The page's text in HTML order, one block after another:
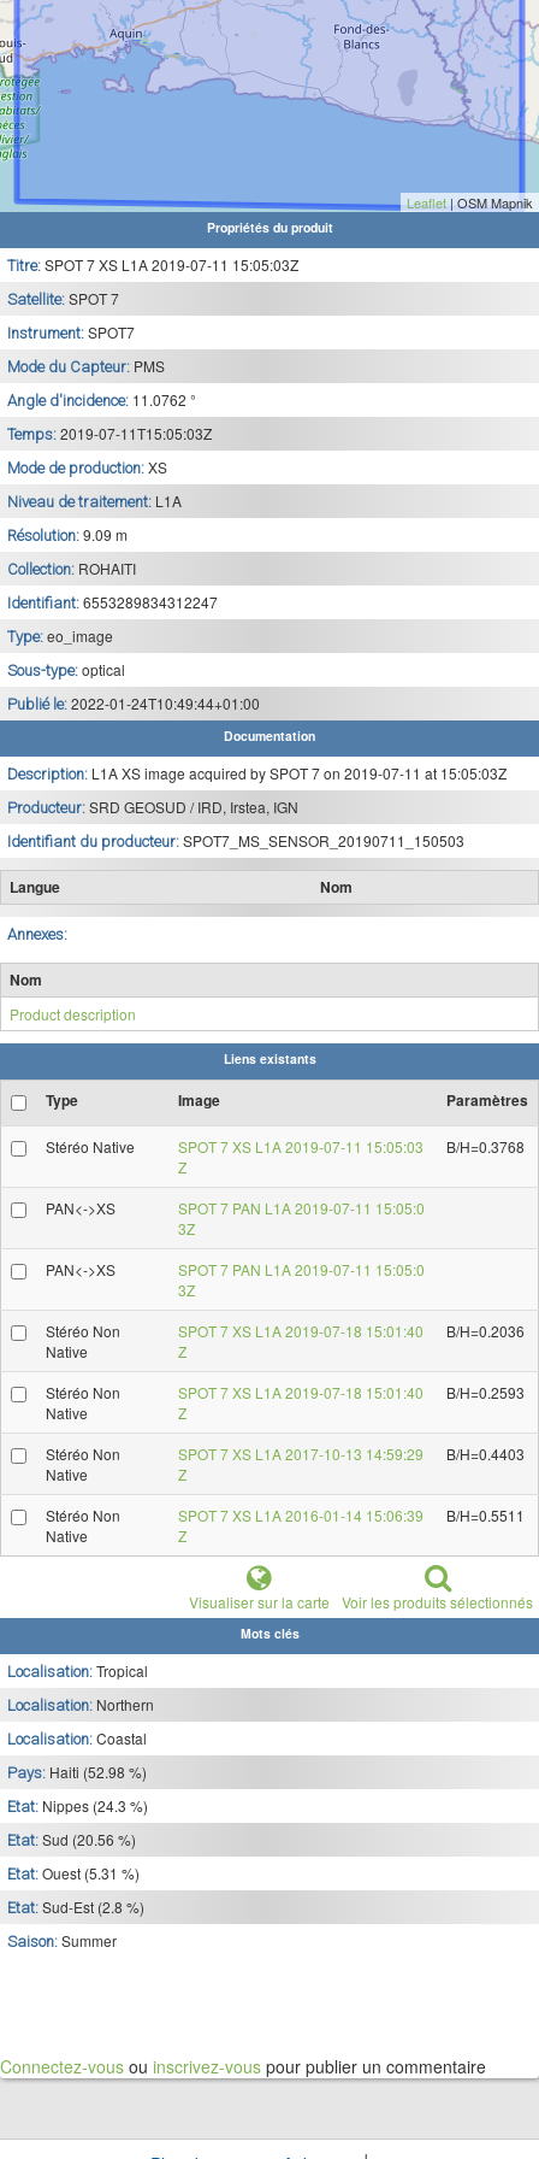
Leaflet | OSM Mapnik
Propriétés du produit
Titre: SPOT 7 XS L1A 2019-07-11 15:05:03Z
Satellite: SPOT 7
Instrument: SPOT7
Mode du Capteur: PMS
Angle d'incidence: 11.0762 °
Temps: 2019-07-11T15:05:03Z
Mode de production: XS
Niveau de traitement: L1A
Résolution: 9.09 m
Collection: ROHAITI
Identifiant: 6553289834312247
Type: eo_image
Sous-type: optical
Publié le: 2022-01-24T10:49:44+01:00
Documentation
Description: L1A XS image acquired by SPOT 7 on 2019-07-11 at 15:05:03Z
Producteur: SRD GEOSUD / IRD, Irstea, IGN
Identifiant du producteur: SPOT7_MS_SENSOR_20190711_150503
Langue Nom
Annexes:
Nom
Product description
Liens existants
Type Image Paramètres
Stéréo Native
SPOT 7 XS L1A 2019-07-11 15:05:03
Z
B/H=0.3768
PAN<->XS
SPOT 7 PAN L1A 2019-07-11 15:05:0
3Z
PAN<->XS
SPOT 7 PAN L1A 2019-07-11 15:05:0
3Z
Stéréo Non
Native
SPOT 7 XS L1A 2019-07-18 15:01:40
Z
B/H=0.2036
Stéréo Non
Native
SPOT 7 XS L1A 2019-07-18 15:01:40
Z
B/H=0.2593
Stéréo Non
Native
SPOT 7 XS L1A 2017-10-13 14:59:29
Z
B/H=0.4403
Stéréo Non
Native
SPOT 7 XS L1A 2016-01-14 15:06:39
Z
B/H=0.5511
Visualiser sur la carte Voir les produits sélectionnés
Mots clés
Localisation: Tropical
Localisation: Northern
Localisation: Coastal
Pays: Haiti (52.98 %)
Etat: Nippes (24.3 %)
Etat: Sud (20.56 %)
Etat: Ouest (5.31 %)
Etat: Sud-Est (2.8 %)
Saison: Summer
Connectez-vous ou inscrivez-vous pour publier un commentaire